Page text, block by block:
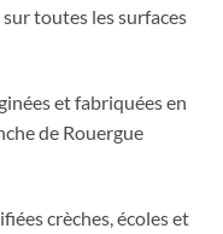
toutes les surfaces
et fabriquées en
de Rouergue
crèches, écoles et